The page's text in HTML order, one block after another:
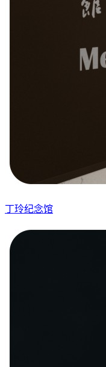
丁玲纪念馆